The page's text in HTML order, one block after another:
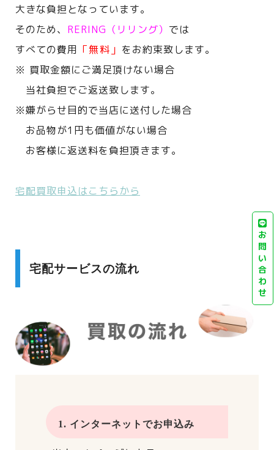
大きな負担となっています。
そのため、 RERING（リリング） では
すべての費用 「無料」 をお約束致します。
※ 買取金額にご満足頂けない場合
当社負担でご返送致します。
※嫌がらせ目的で当店に送付した場合
お品物が1円も価値がない場合
お客様に返送料を負担頂きます。
宅配買取申込はこちらから
宅配サービスの流れ
1. インターネットでお申込み
お
問
い
合
わ
せ